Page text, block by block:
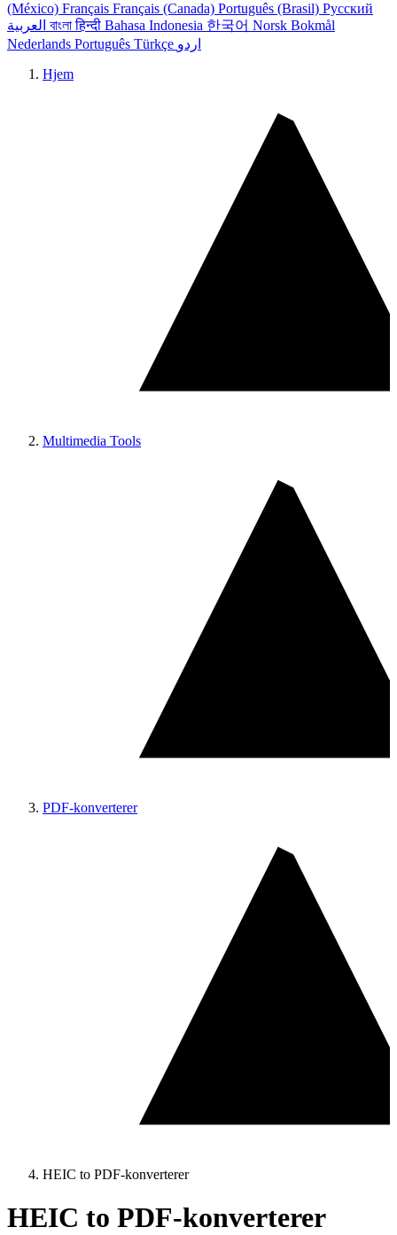
(México) Français Français (Canada) Português (Brasil) Русский
বাংলাहिन्दी Bahasa Indonesia 한국어 Norsk Bokmål
Nederlands Português Türkçe اردو
Hjem
Multimedia Tools
PDF-konverterer
HEIC to PDF-konverterer
HEIC to PDF-konverterer